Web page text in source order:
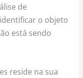
de
o objeto
está sendo
reside na sua